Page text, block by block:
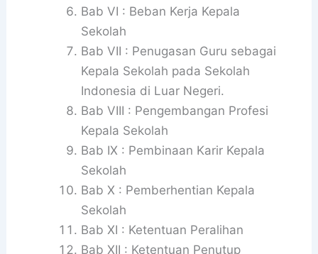
Bab VI : Beban Kerja Kepala
Sekolah
Bab VII : Penugasan Guru sebagai
Kepala Sekolah pada Sekolah
Indonesia di Luar Negeri.
Bab VIII : Pengembangan Profesi
Kepala Sekolah
Bab IX : Pembinaan Karir Kepala
Sekolah
Bab X : Pemberhentian Kepala
Sekolah
Bab XI : Ketentuan Peralihan
Bab XII : Ketentuan Penutup